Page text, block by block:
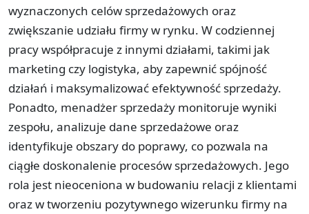
wyznaczonych celów sprzedażowych oraz
zwiększanie udziału firmy w rynku. W codziennej
pracy współpracuje z innymi działami, takimi jak
marketing czy logistyka, aby zapewnić spójność
działań i maksymalizować efektywność sprzedaży.
Ponadto, menadżer sprzedaży monitoruje wyniki
zespołu, analizuje dane sprzedażowe oraz
identyfikuje obszary do poprawy, co pozwala na
ciągłe doskonalenie procesów sprzedażowych. Jego
rola jest nieoceniona w budowaniu relacji z klientami
oraz w tworzeniu pozytywnego wizerunku firmy na